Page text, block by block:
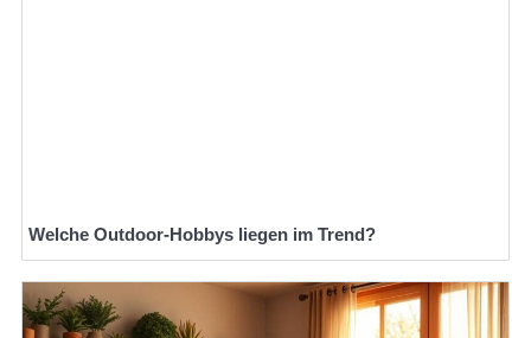
Welche Outdoor-Hobbys liegen im Trend?